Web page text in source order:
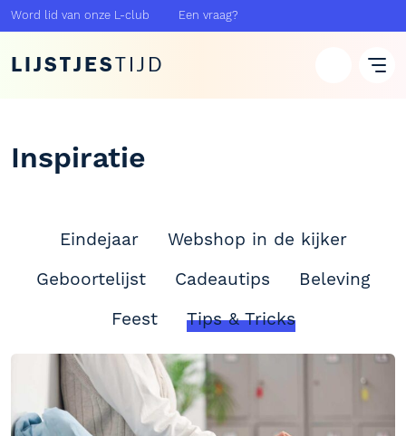
Word lid van onze L-club Een vraag?
LIJSTJESTIJD
Inspiratie
Eindejaar
Webshop in de kijker
Geboortelijst
Cadeautips
Beleving
Feest
Tips & Tricks